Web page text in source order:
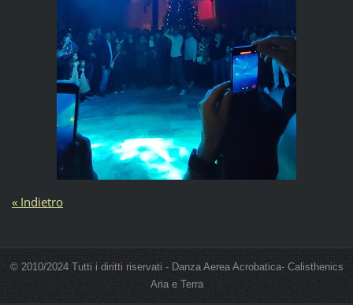
« Indietro
© 2010/2024 Tutti i diritti riservati - Danza Aerea Acrobatica- Calisthenics
Aria e Terra